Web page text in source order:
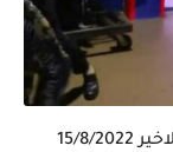
فيما يلي نستعرض معكم نتائج عرض الرو الاخير 15/8/2022